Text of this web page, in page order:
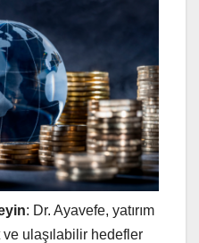
: Dr. Ayavefe, yatırım
ulaşılabilir hedefler